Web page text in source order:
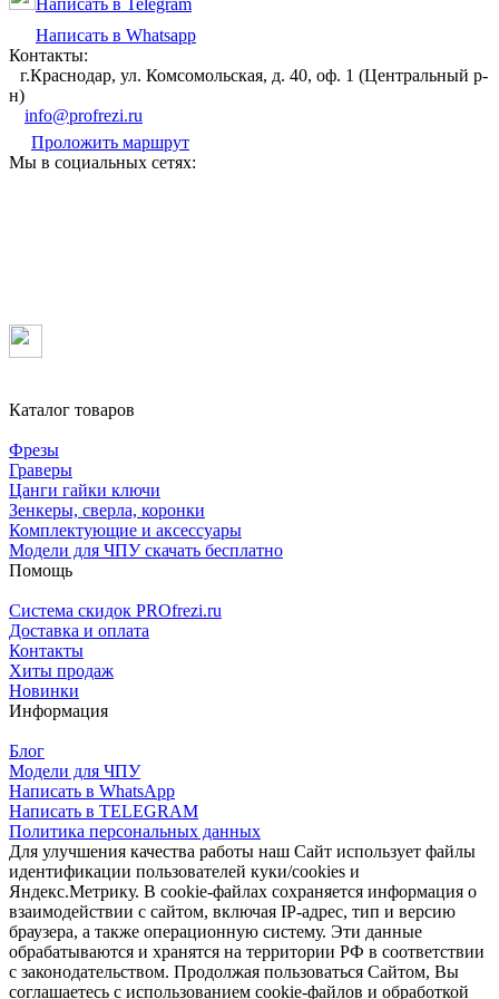
Написать в Whatsapp
Контакты:
г.Краснодар, ул. Комсомольская, д. 40, оф. 1 (Центральный р-
н)
info@profrezi.ru
Проложить маршрут
Мы в социальных сетях:
Каталог товаров
Фрезы
Граверы
Цанги гайки ключи
Зенкеры, сверла, коронки
Комплектующие и аксессуары
Модели для ЧПУ скачать бесплатно
Помощь
Система скидок PROfrezi.ru
Доставка и оплата
Контакты
Хиты продаж
Новинки
Информация
Блог
Модели для ЧПУ
Написать в WhatsApp
Написать в TELEGRAM
Политика персональных данных
Для улучшения качества работы наш Сайт использует файлы
идентификации пользователей куки/cookies и
Яндекс.Метрику. В cookie-файлах сохраняется информация о
взаимодействии с сайтом, включая IP-адрес, тип и версию
браузера, а также операционную систему. Эти данные
обрабатываются и хранятся на территории РФ в соответствии
с законодательством. Продолжая пользоваться Сайтом, Вы
соглашаетесь с использованием cookie-файлов и обработкой